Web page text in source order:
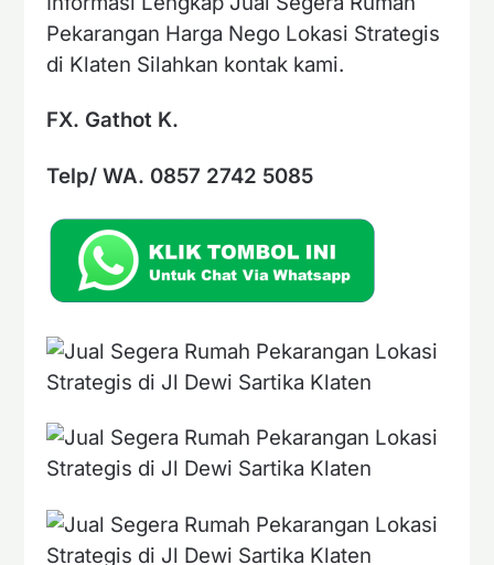
Pekarangan Harga Nego Lokasi Strategis
di Klaten Silahkan kontak kami.
FX. Gathot K.
Telp/ WA. 0857 2742 5085